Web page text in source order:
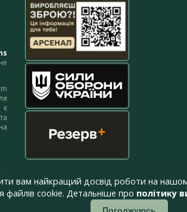
є
вам найкращий досвід роботи на
файлів cookie. Детальніше про політику